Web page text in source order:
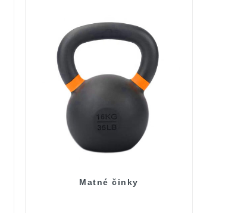
Matné činky